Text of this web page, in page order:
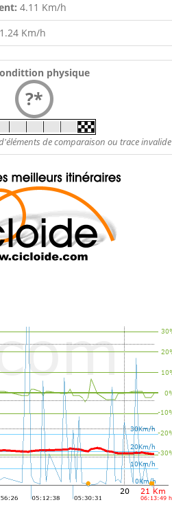
4.11 Km/h
Km/h
physique
?*
de comparaison ou trace invalide